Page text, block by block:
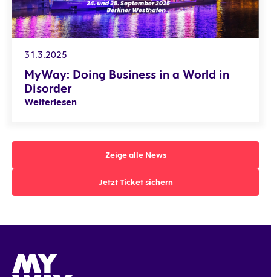
31.3.2025
MyWay: Doing Business in a World in
Disorder
Weiterlesen
Zeige alle News
Jetzt Ticket sichern